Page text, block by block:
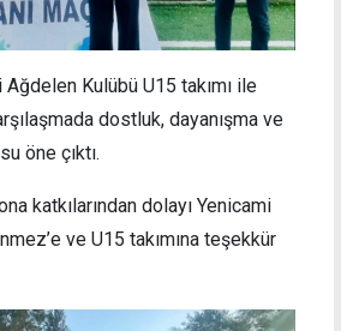
Ağdelen Kulübü U15 takımı ile
dostluk, dayanışma ve
öne çıktı.
katkılarından dolayı Yenicami
ve U15 takımına teşekkür